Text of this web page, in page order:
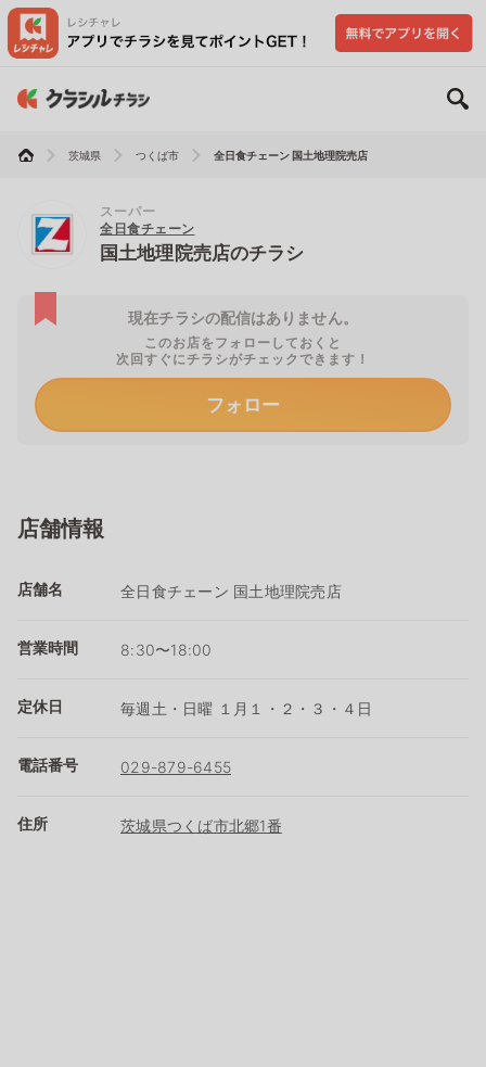
茨城県 つくば市 全日食チェーン 国土地理院売店
スーパー
全日食チェーン
国土地理院売店のチラシ
現在チラシの配信はありません。
このお店をフォローしておくと
次回すぐにチラシがチェックできます！
フォロー
店舗情報
店舗名 全日食チェーン 国土地理院売店
営業時間 8:30〜18:00
定休日 毎週土・日曜 １月１・２・３・４日
電話番号 029-879-6455
住所 茨城県つくば市北郷1番